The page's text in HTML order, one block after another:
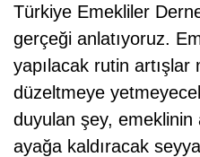
Türkiye Emekliler
gerçeği anlatıyoruz.
yapılacak rutin artışlar
düzeltmeye
duyulan şey, emeklinin
ayağa kaldıracak